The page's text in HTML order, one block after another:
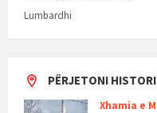
Lumbardhi
PËRJETONI
Xhamia e